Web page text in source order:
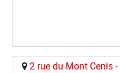
2 rue du Mont Cenis -